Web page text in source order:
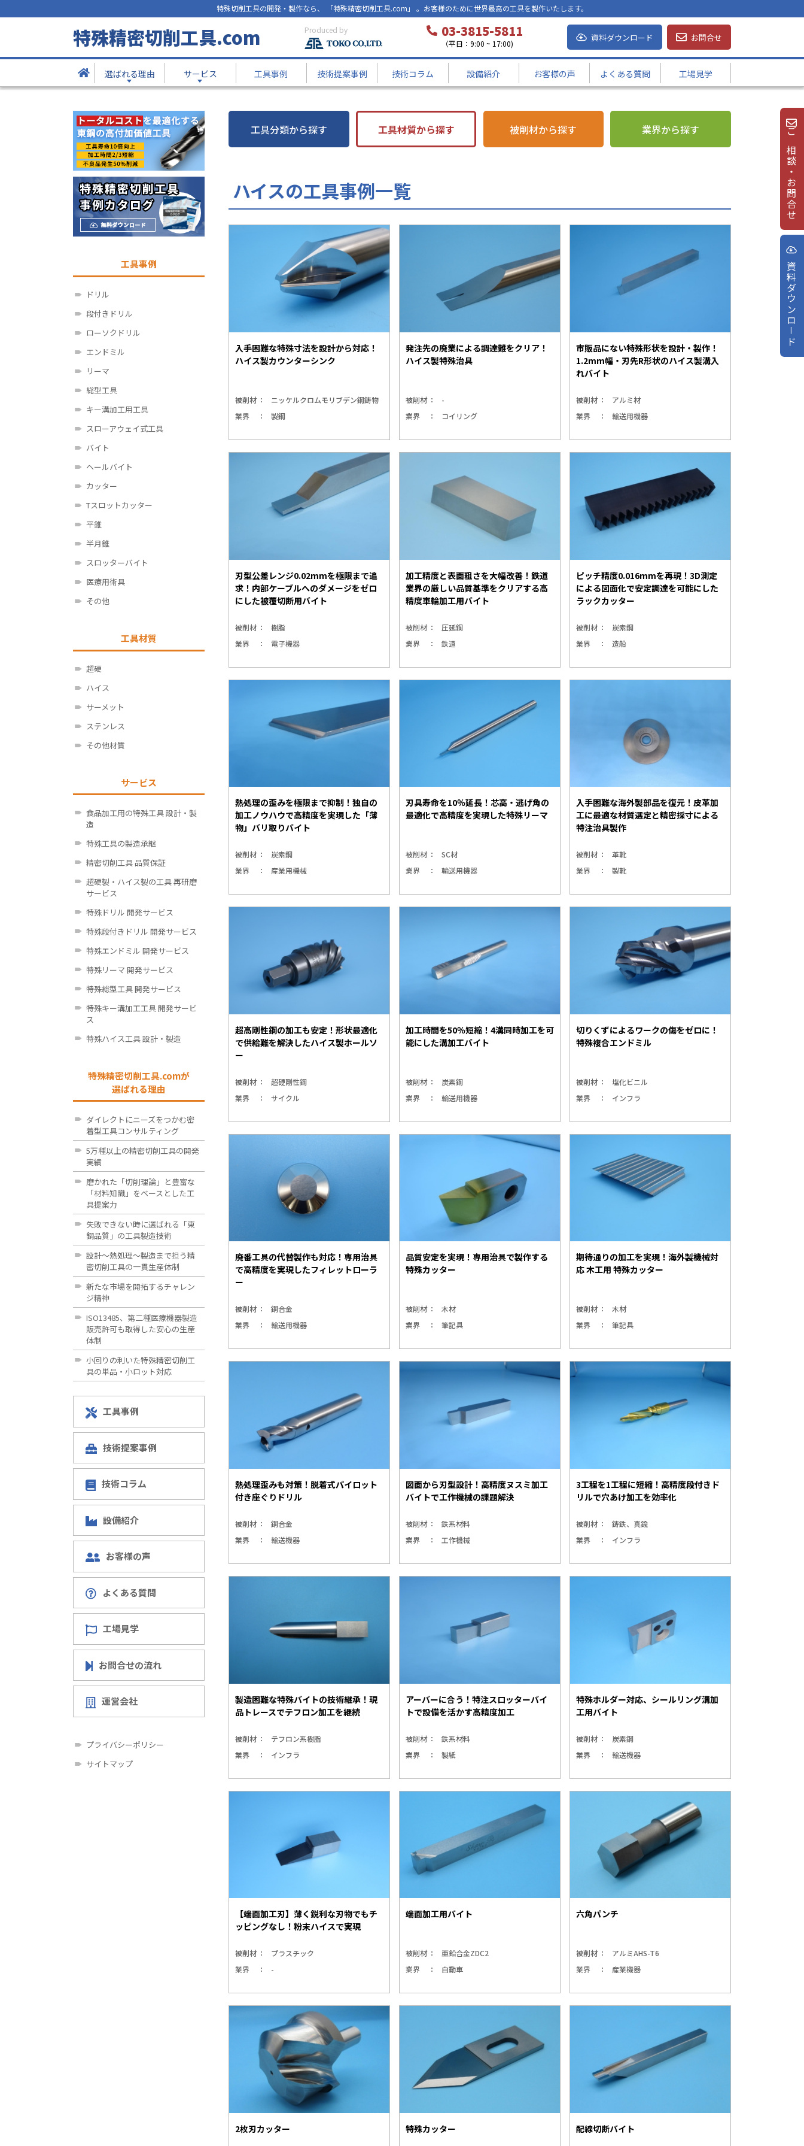
特殊切削工具の開発・製作なら、 「特殊精密切削工具.com」 。お客様のために世界最高の工具を製作いたします。
特殊精密切削工具.com Produced by 03-3815-5811
（平日：9:00 ~ 17:00)
資料ダウンロード お問合せ
選ばれる理由 サービス 工具事例 技術提案事例 技術コラム 設備紹介 お客様の声 よくある質問 工場見学
工具事例 - Products -
TOP 工具事例 工具材質から探す ハイス
工具分類から探す 工具材質から探す 被削材から探す 業界から探す
ハイスの工具事例一覧
入手困難な特殊寸法を設計から対応！
ハイス製カウンターシンク
被削材
ニッケルクロムモリブデン鋼鋳物
業界
製鋼
発注先の廃業による調達難をクリア！
ハイス製特殊治具
被削材
-
業界
コイリング
市販品にない特殊形状を設計・製作！
1.2mm幅・刃先R形状のハイス製溝入
れバイト
被削材
アルミ材
業界
輸送用機器
刃型公差レンジ0.02mmを極限まで追
求！内部ケーブルへのダメージをゼロ
にした被覆切断用バイト
被削材
樹脂
業界
電子機器
加工精度と表面粗さを大幅改善！鉄道
業界の厳しい品質基準をクリアする高
精度車輪加工用バイト
被削材
圧延鋼
業界
鉄道
ピッチ精度0.016mmを再現！3D測定
による図面化で安定調達を可能にした
ラックカッター
被削材
炭素鋼
業界
造船
熱処理の歪みを極限まで抑制！独自の
加工ノウハウで高精度を実現した「薄
物」バリ取りバイト
被削材
炭素鋼
業界
産業用機械
刃具寿命を10％延長！芯高・逃げ角の
最適化で高精度を実現した特殊リーマ
被削材
SC材
業界
輸送用機器
入手困難な海外製部品を復元！皮革加
工に最適な材質選定と精密採寸による
特注治具製作
被削材
革靴
業界
製靴
超高剛性鋼の加工も安定！形状最適化
で供給難を解決したハイス製ホールソ
ー
被削材
超硬剛性鋼
業界
サイクル
加工時間を50％短縮！4溝同時加工を可
能にした溝加工バイト
被削材
炭素鋼
業界
輸送用機器
切りくずによるワークの傷をゼロに！
特殊複合エンドミル
被削材
塩化ビニル
業界
インフラ
廃番工具の代替製作も対応！専用治具
で高精度を実現したフィレットローラ
ー
被削材
銅合金
業界
輸送用機器
品質安定を実現！専用治具で製作する
特殊カッター
被削材
木材
業界
筆記具
期待通りの加工を実現！海外製機械対
応 木工用 特殊カッター
被削材
木材
業界
筆記具
熱処理歪みも対策！脱着式パイロット
付き座ぐりドリル
被削材
銅合金
業界
輸送機器
図面から刃型設計！高精度ヌスミ加工
バイトで工作機械の課題解決
被削材
鉄系材料
業界
工作機械
3工程を1工程に短縮！高精度段付きド
リルで穴あけ加工を効率化
被削材
鋳鉄、真鍮
業界
インフラ
製造困難な特殊バイトの技術継承！現
品トレースでテフロン加工を継続
被削材
テフロン系樹脂
業界
インフラ
アーバーに合う！特注スロッターバイ
トで設備を活かす高精度加工
被削材
鉄系材料
業界
製紙
特殊ホルダー対応、シールリング溝加
工用バイト
被削材
炭素鋼
業界
輸送機器
【端面加工刃】薄く鋭利な刃物でもチ
ッピングなし！粉末ハイスで実現
被削材
プラスチック
業界
-
端面加工用バイト
被削材
亜鉛合金ZDC2
業界
自動車
六角パンチ
被削材
アルミAHS-T6
業界
産業機器
2枚刃カッター 特殊カッター 配線切断バイト
工具事例
ドリル
段付きドリル
ローソクドリル
エンドミル
リーマ
総型工具
キー溝加工用工具
スローアウェイ式工具
バイト
ヘールバイト
カッター
Tスロットカッター
平錐
半月錐
スロッターバイト
医療用術具
その他
工具材質
超硬
ハイス
サーメット
ステンレス
その他材質
サービス
食品加工用の特殊工具 設計・製
造
特殊工具の製造承継
精密切削工具 品質保証
超硬製・ハイス製の工具 再研磨
サービス
特殊ドリル 開発サービス
特殊段付きドリル 開発サービス
特殊エンドミル 開発サービス
特殊リーマ 開発サービス
特殊総型工具 開発サービス
特殊キー溝加工工具 開発サービ
ス
特殊ハイス工具 設計・製造
特殊精密切削工具.comが
選ばれる理由
ダイレクトにニーズをつかむ密
着型工具コンサルティング
5万種以上の精密切削工具の開発
実績
磨かれた「切削理論」と豊富な
「材料知識」をベースとした工
具提案力
失敗できない時に選ばれる「東
鋼品質」の工具製造技術
設計～熱処理～製造まで担う精
密切削工具の一貫生産体制
新たな市場を開拓するチャレン
ジ精神
ISO13485、第二種医療機器製造
販売許可も取得した安心の生産
体制
小回りの利いた特殊精密切削工
具の単品・小ロット対応
工具事例
技術提案事例
技術コラム
設備紹介
お客様の声
よくある質問
工場見学
お問合せの流れ
運営会社
プライバシーポリシー
サイトマップ
ご相談・お問合せ
資料ダウンロ－ド